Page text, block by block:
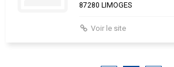
87280 LIMOGES
Voir le site